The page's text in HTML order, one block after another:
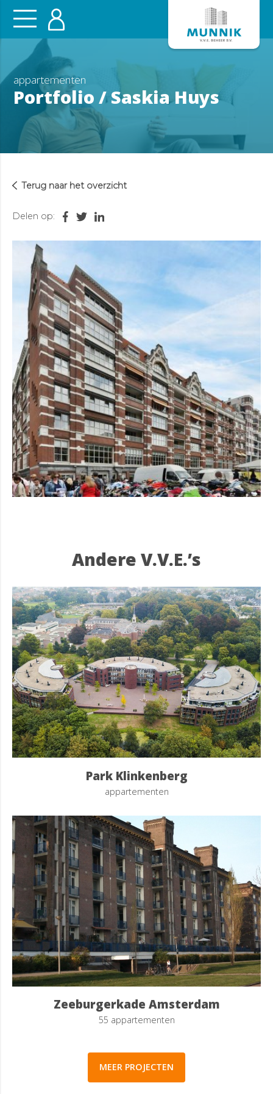
appartementen
Portfolio / Saskia Huys
Terug naar het overzicht
Delen op:
Andere V.V.E.’s
Park Klinkenberg
appartementen
Zeeburgerkade Amsterdam
55 appartementen
MEER PROJECTEN